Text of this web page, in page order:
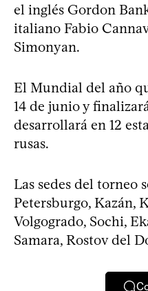
el inglés Gordon
italiano Fabio
Simonyan.
El Mundial del año
14 de junio y
desarrollará en 12
rusas.
Las sedes del torneo
Petersburgo, Kazán,
Volgogrado, Sochi,
Samara, Rostov del